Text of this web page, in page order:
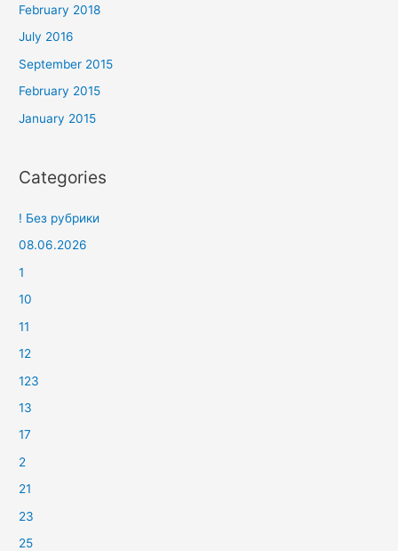
February 2018
July 2016
September 2015
February 2015
January 2015
Categories
! Без рубрики
08.06.2026
1
10
11
12
123
13
17
2
21
23
25